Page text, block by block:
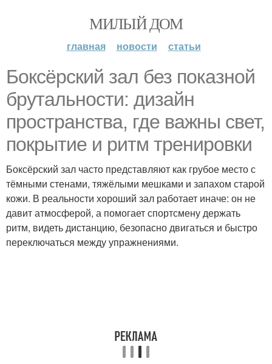
МИЛЫЙ ДОМ
главная новости статьи
Боксёрский зал без показной
брутальности: дизайн
пространства, где важны свет,
покрытие и ритм тренировки
Боксёрский зал часто представляют как грубое место с
тёмными стенами, тяжёлыми мешками и запахом старой
кожи. В реальности хороший зал работает иначе: он не
давит атмосферой, а помогает спортсмену держать
ритм, видеть дистанцию, безопасно двигаться и быстро
переключаться между упражнениями.